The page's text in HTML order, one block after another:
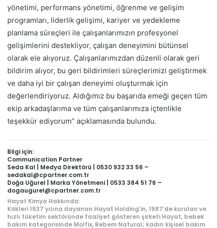
yönetimi, performans yönetimi, öğrenme ve gelişim
programları, liderlik gelişimi, kariyer ve yedekleme
planlama süreçleri ile çalışanlarımızın profesyonel
gelişimlerini destekliyor, çalışan deneyimini bütünsel
olarak ele alıyoruz. Çalışanlarımızdan düzenli olarak geri
bildirim alıyor, bu geri bildirimleri süreçlerimizi geliştirmek
ve daha iyi bir çalışan deneyimi oluşturmak için
değerlendiriyoruz. Aldığımız bu başarıda emeği geçen tüm
ekip arkadaşlarıma ve tüm çalışanlarımıza içtenlikle
teşekkür ediyorum” açıklamasında bulundu.
Bilgi için:
Communication Partner
Seda Kal | Medya Direktörü | 0530 932 33 56 –
sedakal@cpartner.com.tr
Doğa Uğurel | Marka Yönetmeni | 0533 384 51 76 –
dogaugurel@cpartner.com.tr
Hayat Kimya Hakkında:
Kökleri 1937 yılına dayanan Hayat Holding’in, 1987’de kurulan ve
hızlı tüketim sektöründe faaliyet gösteren şirketi Hayat, bebek
bakım kategorisinde Molfix, Bebem Natural; kadın kişisel bakım